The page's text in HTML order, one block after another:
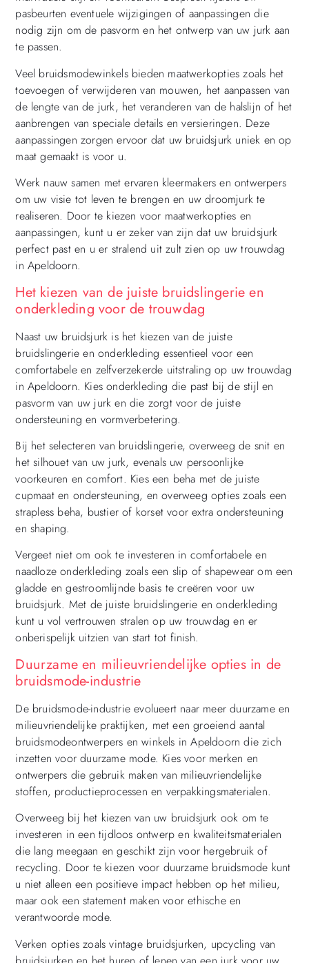
pasbeurten eventuele wijzigingen of aanpassingen die
nodig zijn om de pasvorm en het ontwerp van uw jurk aan
te passen.
Veel bruidsmodewinkels bieden maatwerkopties zoals het
toevoegen of verwijderen van mouwen, het aanpassen van
de lengte van de jurk, het veranderen van de halslijn of het
aanbrengen van speciale details en versieringen. Deze
aanpassingen zorgen ervoor dat uw bruidsjurk uniek en op
maat gemaakt is voor u.
Werk nauw samen met ervaren kleermakers en ontwerpers
om uw visie tot leven te brengen en uw droomjurk te
realiseren. Door te kiezen voor maatwerkopties en
aanpassingen, kunt u er zeker van zijn dat uw bruidsjurk
perfect past en u er stralend uit zult zien op uw trouwdag
in Apeldoorn.
Het kiezen van de juiste bruidslingerie en
onderkleding voor de trouwdag
Naast uw bruidsjurk is het kiezen van de juiste
bruidslingerie en onderkleding essentieel voor een
comfortabele en zelfverzekerde uitstraling op uw trouwdag
in Apeldoorn. Kies onderkleding die past bij de stijl en
pasvorm van uw jurk en die zorgt voor de juiste
ondersteuning en vormverbetering.
Bij het selecteren van bruidslingerie, overweeg de snit en
het silhouet van uw jurk, evenals uw persoonlijke
voorkeuren en comfort. Kies een beha met de juiste
cupmaat en ondersteuning, en overweeg opties zoals een
strapless beha, bustier of korset voor extra ondersteuning
en shaping.
Vergeet niet om ook te investeren in comfortabele en
naadloze onderkleding zoals een slip of shapewear om een
​​gladde en gestroomlijnde basis te creëren voor uw
bruidsjurk. Met de juiste bruidslingerie en onderkleding
kunt u vol vertrouwen stralen op uw trouwdag en er
onberispelijk uitzien van start tot finish.
Duurzame en milieuvriendelijke opties in de
bruidsmode-industrie
De bruidsmode-industrie evolueert naar meer duurzame en
milieuvriendelijke praktijken, met een groeiend aantal
bruidsmodeontwerpers en winkels in Apeldoorn die zich
inzetten voor duurzame mode. Kies voor merken en
ontwerpers die gebruik maken van milieuvriendelijke
stoffen, productieprocessen en verpakkingsmaterialen.
Overweeg bij het kiezen van uw bruidsjurk ook om te
investeren in een tijdloos ontwerp en kwaliteitsmaterialen
die lang meegaan en geschikt zijn voor hergebruik of
recycling. Door te kiezen voor duurzame bruidsmode kunt
u niet alleen een positieve impact hebben op het milieu,
maar ook een statement maken voor ethische en
verantwoorde mode.
Verken opties zoals vintage bruidsjurken, upcycling van